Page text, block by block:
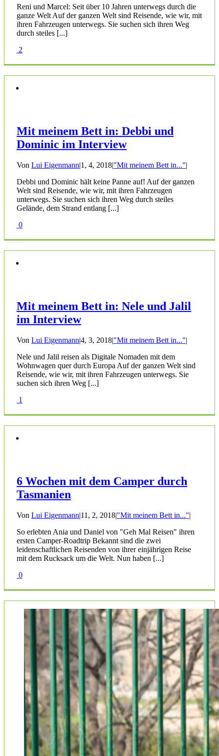
Reni und Marcel: Seit über 10 Jahren unterwegs durch die
ganze Welt Auf der ganzen Welt sind Reisende, wie wir, mit
ihren Fahrzeugen unterwegs. Sie suchen sich ihren Weg
durch steiles [...]
2
Mit meinem Bett in: Debbi und
Dominic im Interview
Von Lui Eigenmann|1, 4, 2018|"Mit meinem Bett in..."|
Debbi und Dominic hält keine Panne auf! Auf der ganzen
Welt sind Reisende, wie wir, mit ihren Fahrzeugen
unterwegs. Sie suchen sich ihren Weg durch steiles
Gelände, dem Strand entlang [...]
0
Mit meinem Bett in: Nele und Jalil
im Interview
Von Lui Eigenmann|4, 3, 2018|"Mit meinem Bett in..."|
Nele und Jalil reisen als Digitale Nomaden mit dem
Wohnwagen quer durch Europa Auf der ganzen Welt sind
Reisende, wie wir, mit ihren Fahrzeugen unterwegs. Sie
suchen sich ihren Weg [...]
1
6 Wochen mit dem Camper durch
Tasmanien
Von Lui Eigenmann|11, 2, 2018|"Mit meinem Bett in..."|
So erlebten Ania und Daniel von "Geh Mal Reisen" ihren
ersten Camper-Roadtrip Bekannt sind die zwei
leidenschaftlichen Reisenden von ihrer einjährigen Reise
mit dem Rucksack um die Welt. Nun haben [...]
0